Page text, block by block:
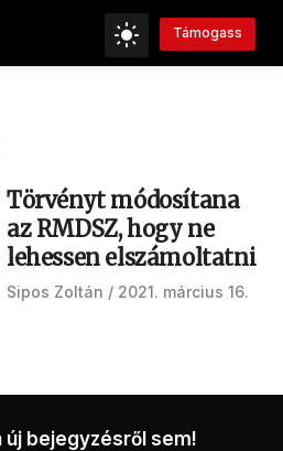
Támogass
Törvényt módosítana
az RMDSZ, hogy ne
lehessen elszámoltatni
Sipos Zoltán 2021. március 16.
új bejegyzésről sem!